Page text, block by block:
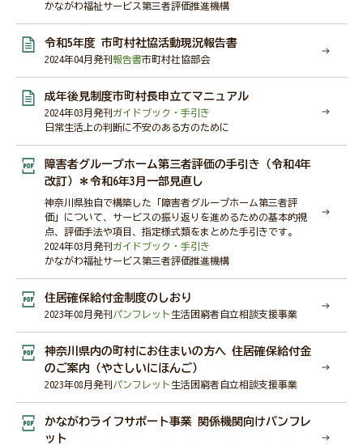
かながわ福祉サービス第三者評価推進機構
2024年04月発刊報告書市町村社協部会
令和5年度 市町村社協活動現況報告書
2024年03月発刊ガイドブック・手引き
日常生活上の判断に不安のある方のために
成年後見制度市町村長申立てマニュアル
2024年03月発刊ガイドブック・手引き
かながわ福祉サービス第三者評価推進機構
障害者グループホーム第三者評価の手引き（令和4年
改訂）＊令和6年3月一部見直し
神奈川県独自で構築した「障害者グループホーム第三者評
価」について、サービスの振り返りを進めるための基本的視
点、評価手法や項目、指定様式類をまとめた手引きです。
2023年08月発刊 パンフレット 生活困窮者自立相談支援事業
住居確保給付金制度のしおり
2023年08月発刊 パンフレット 生活困窮者自立相談支援事業
神奈川県内の町村にお住まいの方へ 住居確保給付金
のご案内（やさしいにほんご）
かながわライフサポート事業 関係機関向けパンフレ
ット